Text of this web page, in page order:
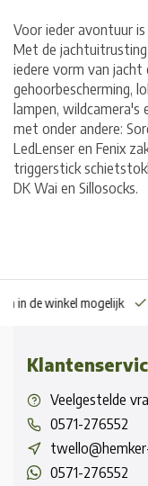
Voor ieder avontuur
Met de
iedere vorm van jacht
gehoorbescherming,
lampen,
met onder andere:
LedLenser en Fenix
triggerstick
DK Wai en Sillosocks.
in de winkel mogelijk
Veelgestelde
0571-276552
0571-276552